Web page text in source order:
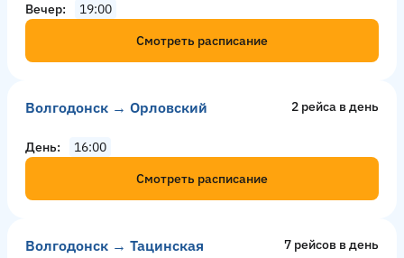
Вечер
19:00
Смотреть расписание
Волгодонск → Орловский 2 рейсa в день
День
16:00
Смотреть расписание
Волгодонск → Тацинская 7 рейсов в день